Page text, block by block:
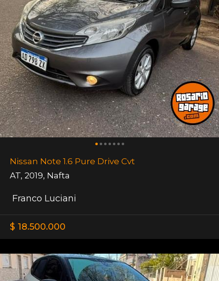
Nissan Note 1.6 Pure Drive Cvt
AT, 2019, Nafta
Franco Luciani
$ 18.500.000